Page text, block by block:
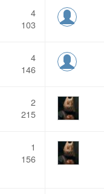
4
103
4
146
2
215
1
156